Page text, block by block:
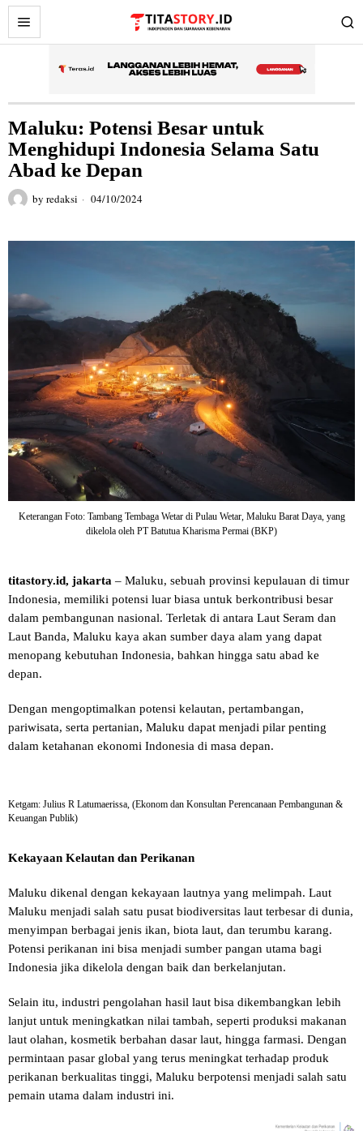
Maluku: Potensi Besar untuk
Menghidupi Indonesia Selama Satu
Abad ke Depan
by redaksi 04/10/2024
Keterangan Foto: Tambang Tembaga Wetar di Pulau Wetar, Maluku Barat Daya, yang
dikelola oleh PT Batutua Kharisma Permai (BKP)
titastory.id, jakarta – Maluku, sebuah provinsi kepulauan di timur
Indonesia, memiliki potensi luar biasa untuk berkontribusi besar
dalam pembangunan nasional. Terletak di antara Laut Seram dan
Laut Banda, Maluku kaya akan sumber daya alam yang dapat
menopang kebutuhan Indonesia, bahkan hingga satu abad ke
depan.
Dengan mengoptimalkan potensi kelautan, pertambangan,
pariwisata, serta pertanian, Maluku dapat menjadi pilar penting
dalam ketahanan ekonomi Indonesia di masa depan.
Ketgam: Julius R Latumaerissa, (Ekonom dan Konsultan Perencanaan Pembangunan &
Keuangan Publik)
Kekayaan Kelautan dan Perikanan
Maluku dikenal dengan kekayaan lautnya yang melimpah. Laut
Maluku menjadi salah satu pusat biodiversitas laut terbesar di dunia,
menyimpan berbagai jenis ikan, biota laut, dan terumbu karang.
Potensi perikanan ini bisa menjadi sumber pangan utama bagi
Indonesia jika dikelola dengan baik dan berkelanjutan.
Selain itu, industri pengolahan hasil laut bisa dikembangkan lebih
lanjut untuk meningkatkan nilai tambah, seperti produksi makanan
laut olahan, kosmetik berbahan dasar laut, hingga farmasi. Dengan
permintaan pasar global yang terus meningkat terhadap produk
perikanan berkualitas tinggi, Maluku berpotensi menjadi salah satu
pemain utama dalam industri ini.